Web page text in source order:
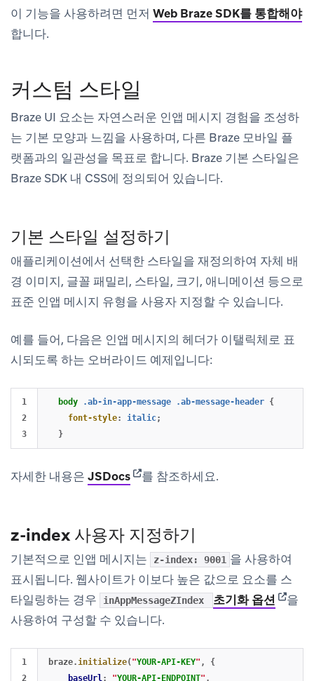
이 기능을 사용하려면 먼저 Web Braze SDK를 통합해야
합니다.
커스텀 스타일
Braze UI 요소는 자연스러운 인앱 메시지 경험을 조성하
는 기본 모양과 느낌을 사용하며, 다른 Braze 모바일 플
랫폼과의 일관성을 목표로 합니다. Braze 기본 스타일은
Braze SDK 내 CSS에 정의되어 있습니다.
기본 스타일 설정하기
애플리케이션에서 선택한 스타일을 재정의하여 자체 배
경 이미지, 글꼴 패밀리, 스타일, 크기, 애니메이션 등으로
표준 인앱 메시지 유형을 사용자 지정할 수 있습니다.
예를 들어, 다음은 인앱 메시지의 헤더가 이탤릭체로 표
시되도록 하는 오버라이드 예제입니다:
1
2
body .ab-in-app-message .ab-message-header {
font-style: italic;
}
자세한 내용은 JSDocs(opens in new tab)
를 참조하세요.
z-index 사용자 지정하기
기본적으로 인앱 메시지는 z-index: 9001 을 사용하여
표시됩니다. 웹사이트가 이보다 높은 값으로 요소를 스
타일링하는 경우
inAppMessageZIndex 초기화 옵션
을
사용하여 구성할 수 있습니다.
1
2
braze. initialize("YOUR-API-KEY" ,
{
baseUrl : "YOUR-API-ENDPOINT" ,